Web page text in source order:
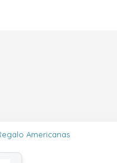
Americanas